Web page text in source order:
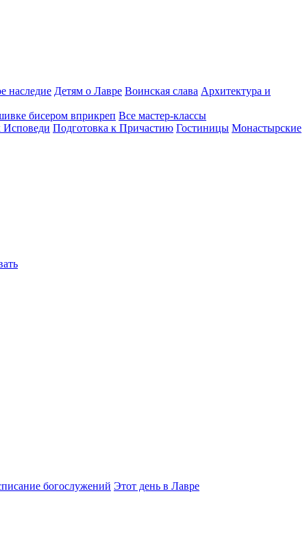
наследие Детям о Лавре Воинская слава Архитектура и
бисером вприкреп Все мастер-классы
Исповеди Подготовка к Причастию Гостиницы Монастырские
богослужений Этот день в Лавре